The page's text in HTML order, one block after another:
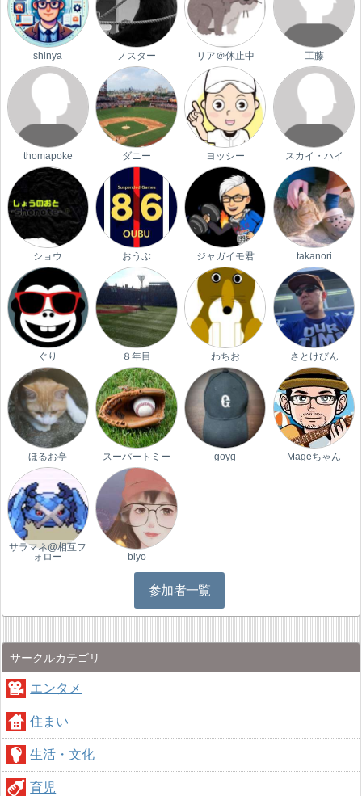
shinya ノスター リア＠休止中 工藤
thomapoke ダニー ヨッシー スカイ・ハイ
ショウ おうぶ ジャガイモ君 takanori
ぐり ８年目 わちお さとけびん
ほるお亭 スーパートミー goyg Mageちゃん
サラマネ@相互フ
ォロー
biyo
参加者一覧
サークルカテゴリ
エンタメ
住まい
生活・文化
育児